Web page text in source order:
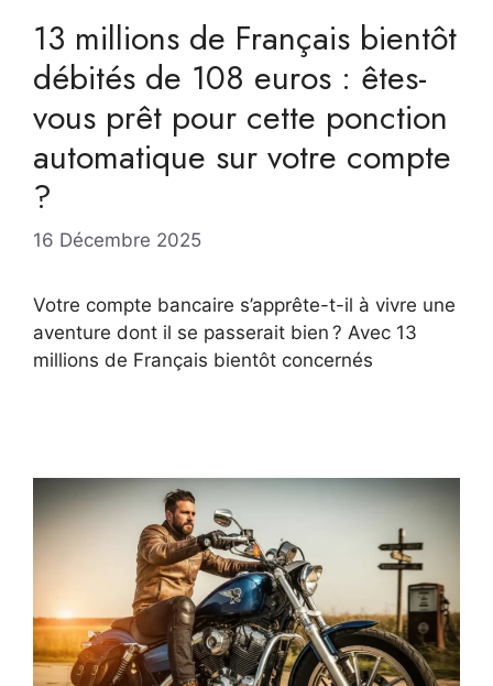
13 millions de Français bientôt
débités de 108 euros : êtes-
vous prêt pour cette ponction
automatique sur votre compte
?
16 Décembre 2025
Votre compte bancaire s’apprête-t-il à vivre une
aventure dont il se passerait bien ? Avec 13
millions de Français bientôt concernés